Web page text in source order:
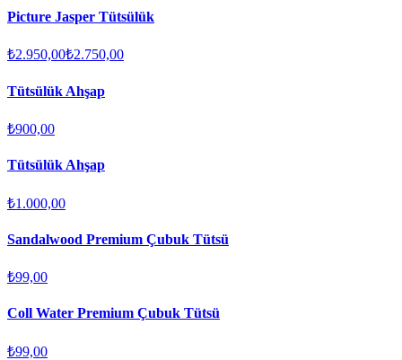
Picture Jasper Tütsülük
₺2.950,00₺2.750,00
Tütsülük Ahşap
₺900,00
Tütsülük Ahşap
₺1.000,00
Sandalwood Premium Çubuk Tütsü
₺99,00
Coll Water Premium Çubuk Tütsü
₺99,00